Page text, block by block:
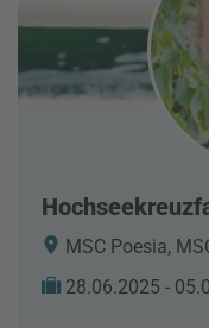
MSC Poesia,
28.06.2025 -